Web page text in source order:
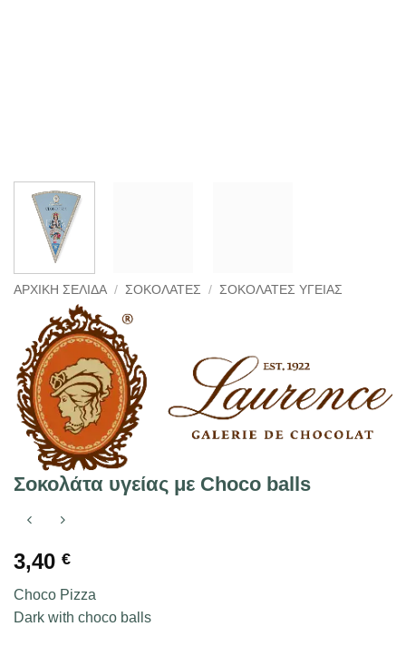
ΑΡΧΙΚΉ ΣΕΛΊΔΑ / ΣΟΚΟΛΆΤΕΣ / ΣΟΚΟΛΆΤΕΣ ΥΓΕΊΑΣ
Σοκολάτα υγείας με Choco balls
3,40 €
Choco Pizza
Dark with choco balls